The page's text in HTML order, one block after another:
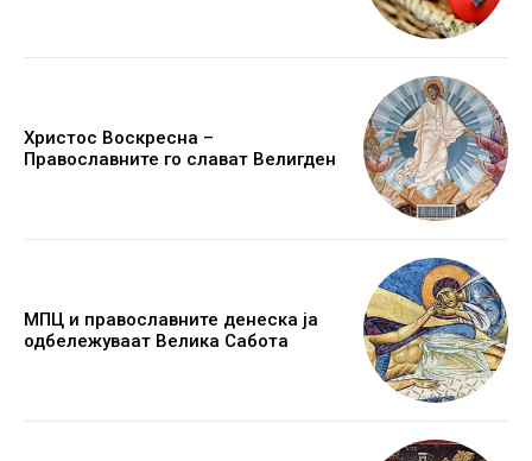
Христос Воскресна –
Православните го слават Велигден
МПЦ и православните денеска ја
одбележуваат Велика Сабота